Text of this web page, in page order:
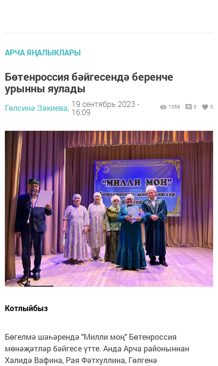
АРЧА ЯҢАЛЫКЛАРЫ
Бөтенроссия бәйгесендә беренче
урынны яулады
Гөлсинә Зәкиева, 19 сентябрь 2023 -
16:09
1059 0 0
Котлыйбыз
Бөгелмә шәһәрендә "Милли моң" Бөтенроссия
мөнәҗәтләр бәйгесе үтте. Анда Арча районыннан
Халидә Вафина, Рая Фәтхуллина, Гөлгенә